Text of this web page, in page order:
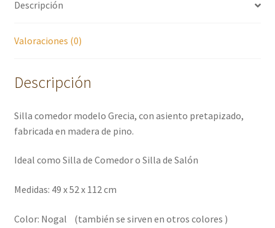
Descripción
Valoraciones (0)
Descripción
Silla comedor modelo Grecia, con asiento pretapizado,
fabricada en madera de pino.
Ideal como Silla de Comedor o Silla de Salón
Medidas: 49 x 52 x 112 cm
Color: Nogal (también se sirven en otros colores )